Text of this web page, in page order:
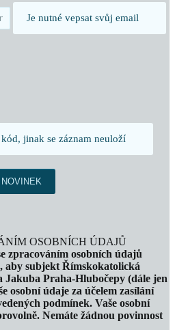
Je nutné vepsat svůj email
jinak se záznam neuloží
OSOBNÍCH ÚDAJŮ
zpracováním osobních údajů
aby subjekt Římskokatolická
Jakuba Praha-Hlubočepy (dále jen
osobní údaje za účelem zasílání
podmínek. Vaše osobní
Nemáte žádnou povinnost